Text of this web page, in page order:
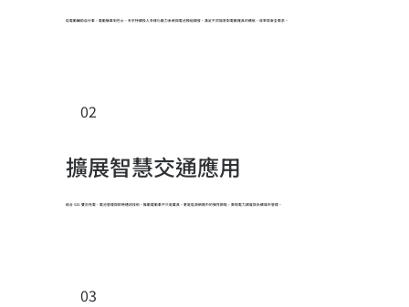
從電動輔助自行車、電動機車到巴士，天宇持續投入多樣化動力系統與電池模組開發，滿足不同場景對電動運具的續航、效率與安全需求。
02
擴展智慧交通應用
結合 V2G 雙向充電、電池管理與即時通訊技術，推動電動車不只是載具，更是能源網路中的彈性節點，實現電力調度與永續城市管理。
03